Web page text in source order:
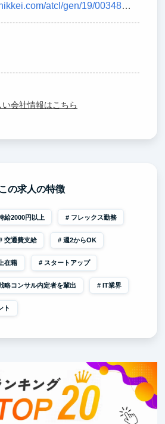
atcl/gen/19/00348/120800007/
い会社情報はこちら
の求人の特徴
給2000円以上 フレックス勤務
交通費支給 週2からOK
在籍 スタートアップ
略コンサル内定者を輩出 IT業界
ト